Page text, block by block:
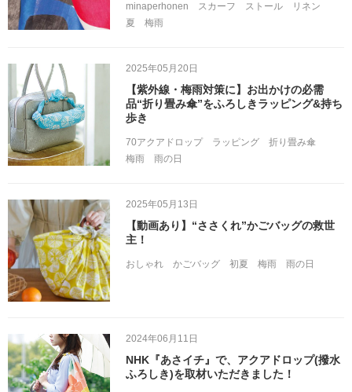
minaperhonen スカーフ ストール
リネン
夏
梅雨
2025年05月20日
【紫外線・梅雨対策に】お出かけの必需
品“折り畳み傘”をふろしきラッピング&持ち
歩き
70アクアドロップ ラッピング
折り畳み傘
梅雨
雨の日
2025年05月13日
【動画あり】“ささくれ”かごバッグの救世
主！
おしゃれ かごバッグ 初夏 梅雨 雨の日
2024年06月11日
NHK『あさイチ』で、アクアドロップ(撥水
ふろしき)を取材いただきました！